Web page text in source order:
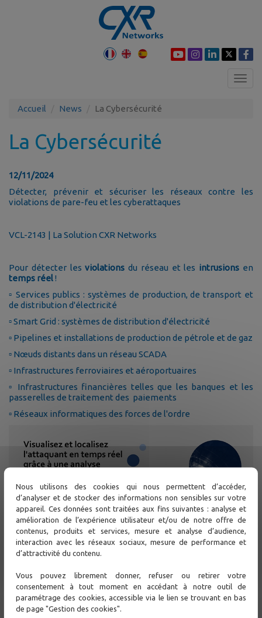
Accueil News La Cybersécurité
La Cybersécurité
12/11/2024
Détecter, prévenir et sécuriser les réseaux contre les
violations de pare-feu et les cyberattaques
VCL-2143 | La Solution CXR Networks
Pour détecter lesviolations du réseau et les intrusions en
temps réel!
▫️ Services publics : systèmes de production, de transport et
de distribution d'électricité
▫️ Smart Grid : systèmes de distribution d'électricité
▫️ Pipelines et installations de production de pétrole et de gaz
▫️ Nœuds distants dans un réseau SCADA
▫️ Infrastructures ferroviaires et aéroportuaires
▫️ Infrastructures financières telles que les banques et les
passerelles de traitement des paiements
▫️ Réseaux informatiques des forces de l'ordre
← Précédent Suivant →
Nous utilisons des cookies qui nous permettent d’accéder,
d’analyser et de stocker des informations non sensibles sur votre
appareil. Ces données sont traitées aux fins suivantes : analyse et
amélioration de l’expérience utilisateur et/ou de notre offre de
contenus, produits et services, mesure et analyse d’audience,
interaction avec les réseaux sociaux, mesure de performance et
d’attractivité du contenu.
Vous pouvez librement donner, refuser ou retirer votre
consentement à tout moment en accédant à notre outil de
paramétrage des cookies, accessible via le lien se trouvant en bas
de page "Gestion des cookies".